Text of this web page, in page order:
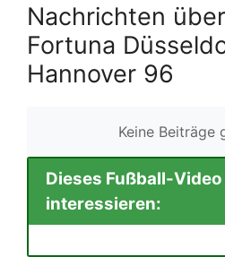
Nachrichten
Fortuna
Hannover 96
Keine Beiträge
Dieses Fußball-
interessieren: